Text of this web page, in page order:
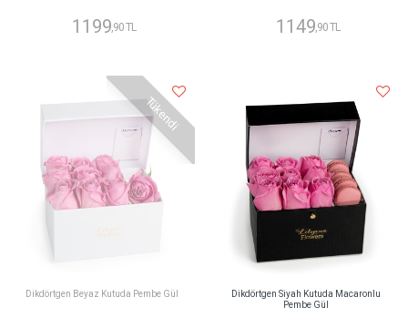
1199 ,90 TL 1149 ,90 TL
Tükendi
Dikdörtgen Beyaz Kutuda Pembe Gül
Dikdörtgen Siyah Kutuda Macaronlu
Pembe Gül